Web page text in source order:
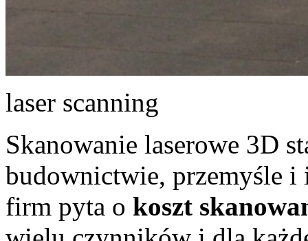
laser scanning
Skanowanie laserowe 3D
budownictwie, przemyśle i
firm pyta o koszt